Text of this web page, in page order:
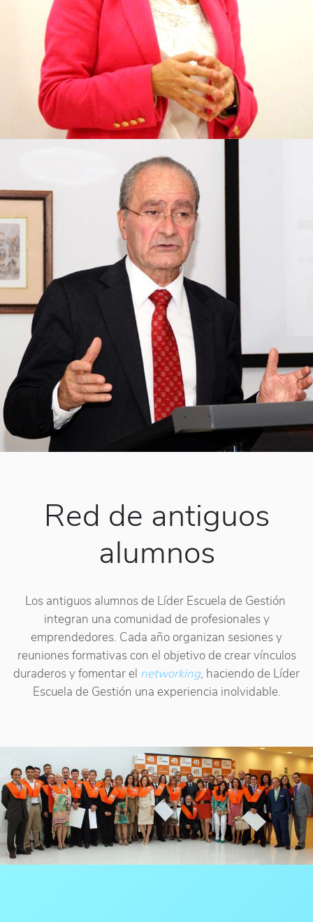
Red de antiguos
alumnos
Los antiguos alumnos de Líder Escuela de Gestión
integran una comunidad de profesionales y
emprendedores. Cada año organizan sesiones y
reuniones formativas con el objetivo de crear vínculos
duraderos y fomentar el networking, haciendo de Líder
Escuela de Gestión una experiencia inolvidable.